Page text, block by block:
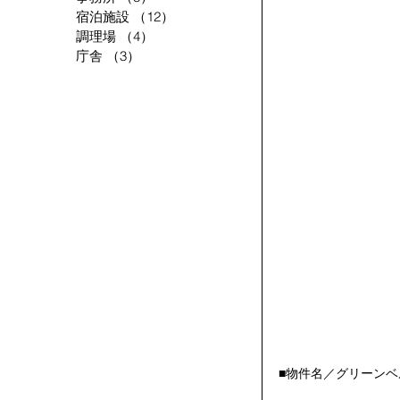
■物件名／グリーン
宿泊施設
（12）
調理場
（4）
庁舎
（3）